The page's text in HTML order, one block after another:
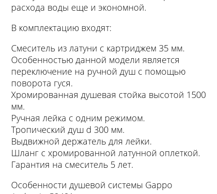
расхода воды еще и экономной.
В комплектацию входят:
Смеситель из латуни с картриджем 35 мм.
Особенностью данной модели является
переключение на ручной душ с помощью
поворота гуся.
Хромированная душевая стойка высотой 1500
мм.
Ручная лейка с одним режимом.
Тропический душ d 300 мм.
Выдвижной держатель для лейки.
Шланг с хромированной латунной оплеткой.
Гарантия на смеситель 5 лет.
Особенности душевой системы Gappo